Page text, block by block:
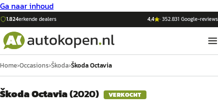
Ga naar inhoud
1.824erkende dealers 4,4 ·352.831 Google-reviews
Home›Occasions›Škoda›Škoda Octavia
Škoda Octavia(2020) VERKOCHT